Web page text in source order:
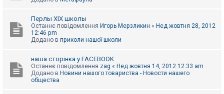
Перлы ХІХ школы
Останнє повідомлення Игорь Мерзликин « Нед жовтня 28, 2012
12:46 pm
Додано в приколи нашої школи
наша сторінка у FACEBOOK
Останнє повідомлення zag « Нед жовтня 14, 2012 12:33 am
Додано в Новини нашого товариства - Новости нашего
общества